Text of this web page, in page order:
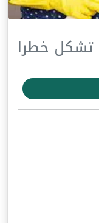
تشكل خطرا